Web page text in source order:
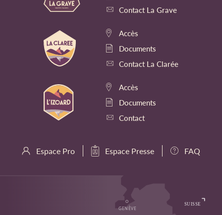
Contact La Grave
Accès
Documents
Contact La Clarée
Accès
Documents
Contact
Espace Pro Espace Presse FAQ